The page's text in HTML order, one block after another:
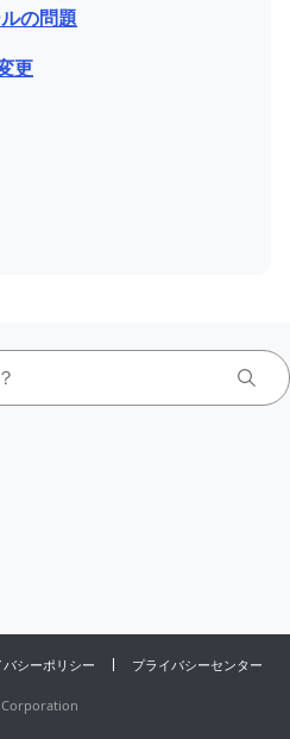
の問題
更
バシーポリシー プライバシーセンター
Corporation